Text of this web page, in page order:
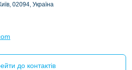
02094, Україна
до контактів